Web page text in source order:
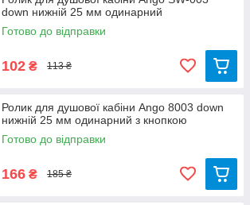
down нижній 25 мм одинарний
Готово до відправки
102 ₴ 113 ₴
Ролик для душової кабіни Ango 8003 down
нижній 25 мм одинарний з кнопкою
Готово до відправки
166 ₴ 185 ₴